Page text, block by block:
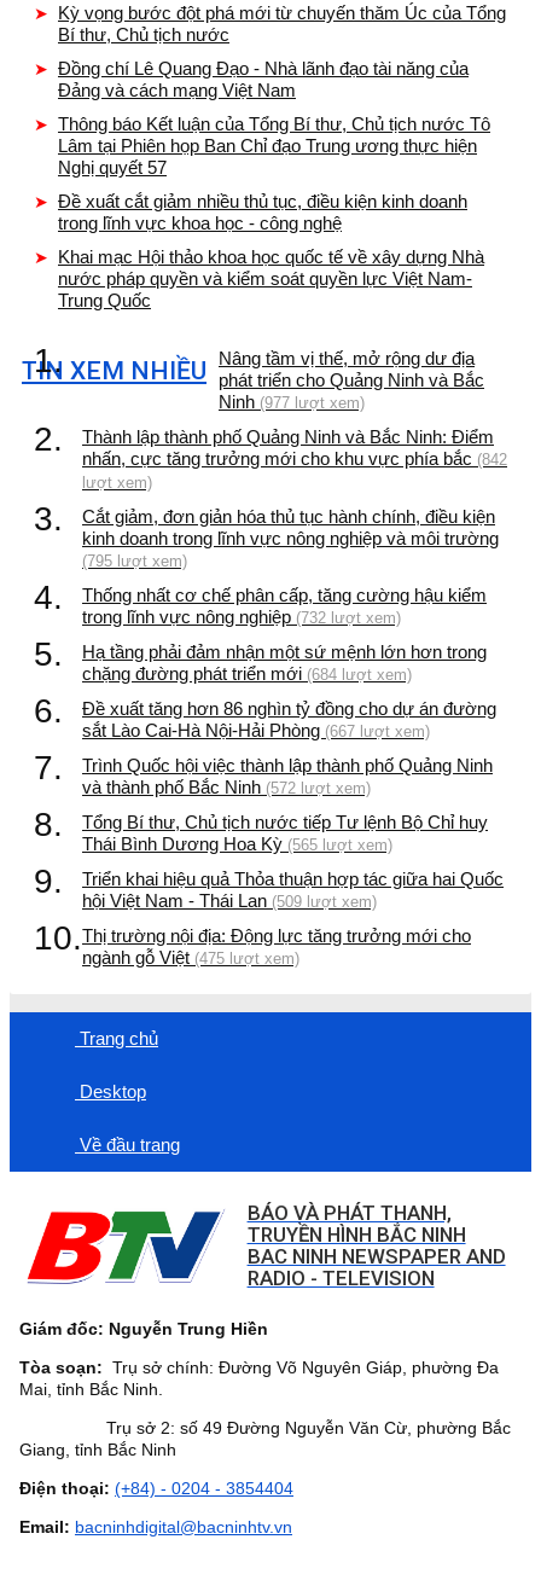
Kỳ vọng bước đột phá mới từ chuyến thăm Úc của Tổng
Bí thư, Chủ tịch nước
Đồng chí Lê Quang Đạo - Nhà lãnh đạo tài năng của
Đảng và cách mạng Việt Nam
Thông báo Kết luận của Tổng Bí thư, Chủ tịch nước Tô
Lâm tại Phiên họp Ban Chỉ đạo Trung ương thực hiện
Nghị quyết 57
Đề xuất cắt giảm nhiều thủ tục, điều kiện kinh doanh
trong lĩnh vực khoa học - công nghệ
Khai mạc Hội thảo khoa học quốc tế về xây dựng Nhà
nước pháp quyền và kiểm soát quyền lực Việt Nam-
Trung Quốc
TIN XEM NHIỀU
1.
Nâng tầm vị thế, mở rộng dư địa
phát triển cho Quảng Ninh và Bắc
Ninh (977 lượt xem)
2.
Thành lập thành phố Quảng Ninh và Bắc Ninh: Điểm
nhấn, cực tăng trưởng mới cho khu vực phía bắc (842
lượt xem)
3.
Cắt giảm, đơn giản hóa thủ tục hành chính, điều kiện
kinh doanh trong lĩnh vực nông nghiệp và môi trường
(795 lượt xem)
4.
Thống nhất cơ chế phân cấp, tăng cường hậu kiểm
trong lĩnh vực nông nghiệp (732 lượt xem)
5.
Hạ tầng phải đảm nhận một sứ mệnh lớn hơn trong
chặng đường phát triển mới (684 lượt xem)
6.
Đề xuất tăng hơn 86 nghìn tỷ đồng cho dự án đường
sắt Lào Cai-Hà Nội-Hải Phòng (667 lượt xem)
7.
Trình Quốc hội việc thành lập thành phố Quảng Ninh
và thành phố Bắc Ninh (572 lượt xem)
8.
Tổng Bí thư, Chủ tịch nước tiếp Tư lệnh Bộ Chỉ huy
Thái Bình Dương Hoa Kỳ (565 lượt xem)
9.
Triển khai hiệu quả Thỏa thuận hợp tác giữa hai Quốc
hội Việt Nam - Thái Lan (509 lượt xem)
10.Thị trường nội địa: Động lực tăng trưởng mới cho
ngành gỗ Việt (475 lượt xem)
Trang chủ
Desktop
Về đầu trang
BÁO VÀ PHÁT THANH,
TRUYỀN HÌNH BẮC NINH
BAC NINH NEWSPAPER AND
RADIO - TELEVISION
Giám đốc: Nguyễn Trung Hiền
Tòa soạn: Trụ sở chính: Đường Võ Nguyên Giáp, phường Đa
Mai, tỉnh Bắc Ninh.
Trụ sở 2: số 49 Đường Nguyễn Văn Cừ, phường Bắc
Giang, tỉnh Bắc Ninh
Điện thoại: (+84) - 0204 - 3854404
Email: bacninhdigital@bacninhtv.vn